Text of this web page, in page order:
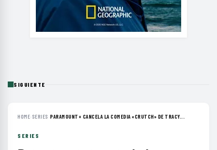
SIGUIENTE
HOME› SERIES ›PARAMOUNT+ CANCELA LA COMEDIA «CRUTCH» DE TRACY...
SERIES